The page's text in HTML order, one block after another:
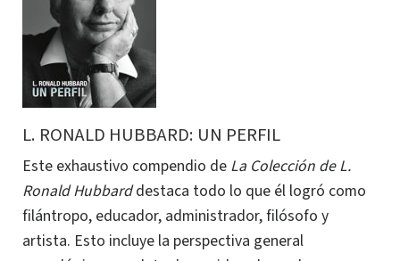
L. RONALD HUBBARD: UN PERFIL
Este exhaustivo compendio de La Colección de L.
Ronald Hubbarddestaca todo lo que él logró como
filántropo, educador, administrador, filósofo y
artista. Esto incluye la perspectiva general